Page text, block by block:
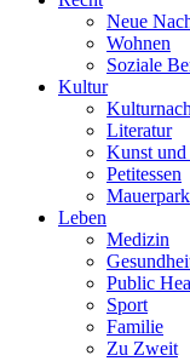
Neue
Wohnen
Soziale
Kultur
Literatur
Kunst
Petitessen
Mauerpark
Leben
Medizin
Public
Sport
Familie
Zu Zweit